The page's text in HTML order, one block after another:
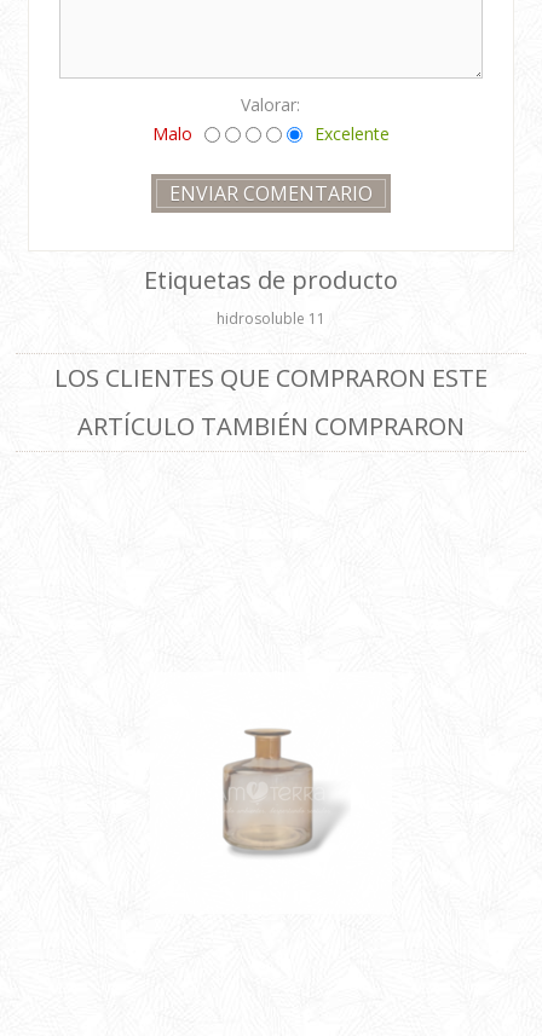
Valorar:
Malo
Excelente
Etiquetas de producto
hidrosoluble 11
LOS CLIENTES QUE COMPRARON ESTE
ARTÍCULO TAMBIÉN COMPRARON